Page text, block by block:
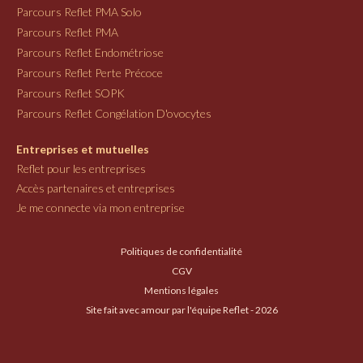
Parcours Reflet PMA Solo
Parcours Reflet PMA
Parcours Reflet Endométriose
Parcours Reflet Perte Précoce
Parcours Reflet SOPK
Parcours Reflet Congélation D'ovocytes
Entreprises et mutuelles
Reflet pour les entreprises
Accès partenaires et entreprises
Je me connecte via mon entreprise
Politiques de confidentialité
CGV
Mentions légales
Site fait avec amour par l'équipe Reflet - 2026